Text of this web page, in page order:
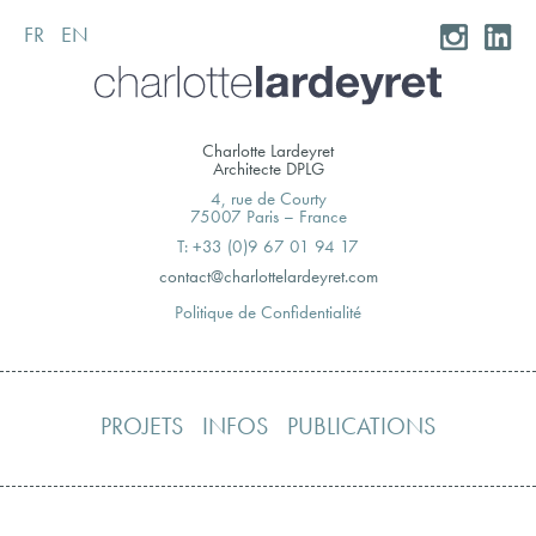
Skip
to
FR EN
Charlotte Lardeyret
Architecte DPLG
4, rue de Courty
75007 Paris – France
T: +33 (0)9 67 01 94 17
moc.teryedralettolrahc@tcatnoc
Politique de Confidentialité
PROJETS INFOS PUBLICATIONS